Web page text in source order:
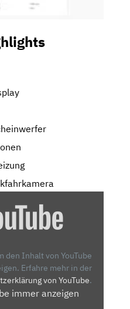
den Inhalt von YouTube
Erfahre mehr in der
von YouTube.
immer anzeigen